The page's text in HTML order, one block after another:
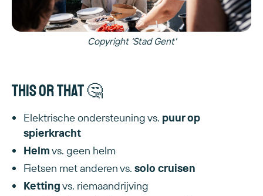
Copyright ‘Stad Gent'
This or That 🤔
Elektrische ondersteuning vs. puur op
spierkracht
Helmvs. geen helm
Fietsen met anderen vs. solo cruisen
Kettingvs. riemaandrijving